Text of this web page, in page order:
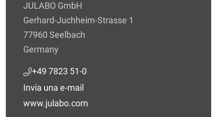
JULABO GmbH
Gerhard-Juchheim-Strasse 1
77960 Seelbach
Germany
+49 7823 51-0
Invia una e-mail
www.julabo.com